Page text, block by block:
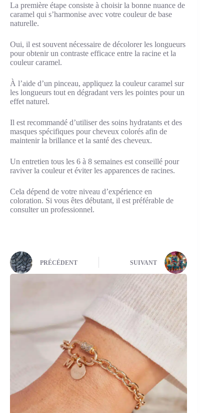
La première étape consiste à choisir la bonne nuance de
caramel qui s’harmonise avec votre couleur de base
naturelle.
Oui, il est souvent nécessaire de décolorer les longueurs
pour obtenir un contraste efficace entre la racine et la
couleur caramel.
À l’aide d’un pinceau, appliquez la couleur caramel sur
les longueurs tout en dégradant vers les pointes pour un
effet naturel.
Il est recommandé d’utiliser des soins hydratants et des
masques spécifiques pour cheveux colorés afin de
maintenir la brillance et la santé des cheveux.
Un entretien tous les 6 à 8 semaines est conseillé pour
raviver la couleur et éviter les apparences de racines.
Cela dépend de votre niveau d’expérience en
coloration. Si vous êtes débutant, il est préférable de
consulter un professionnel.
PRÉCÉDENT SUIVANT